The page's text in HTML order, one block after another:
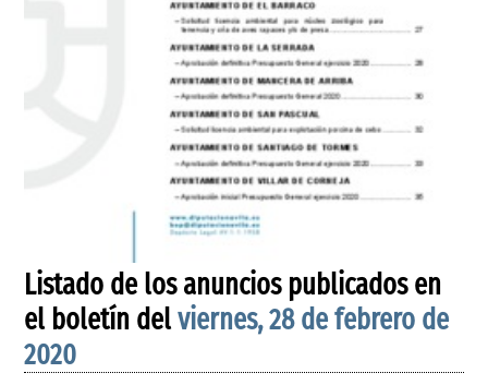
Listado de los anuncios publicados en
el boletín delviernes, 28 de febrero de
2020